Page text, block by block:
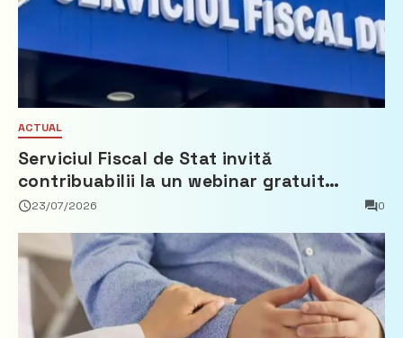
ACTUAL
Serviciul Fiscal de Stat invită
contribuabilii la un webinar gratuit
privind calculul impozitului pe bunurile
23/07/2026 0